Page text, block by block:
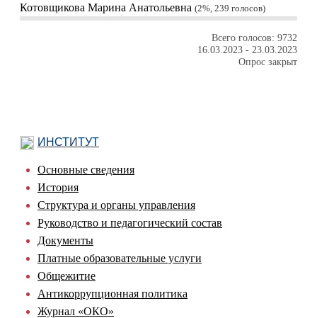
Котовщикова Марина Анатольевна 2%, 239 голосов
Всего голосов: 9732
16.03.2023 - 23.03.2023
Опрос закрыт
ИНСТИТУТ
Основные сведения
История
Структура и органы управления
Руководство и педагогический состав
Документы
Платные образовательные услуги
Общежитие
Антикоррупционная политика
Журнал «ОКО»